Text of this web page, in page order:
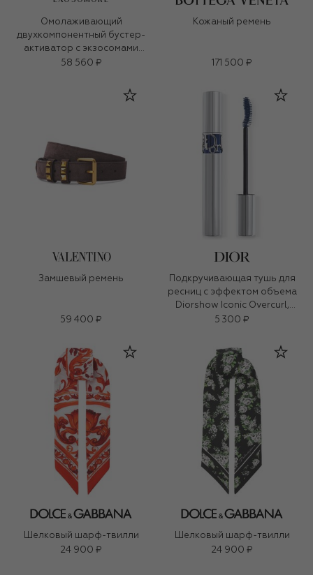
Омолаживающий
двухкомпонентный бустер-
активатор с экзосомами
(4x0.003g+4x9,5ml)
58 560 ₽
Кожаный ремень
171 500 ₽
Замшевый ремень
59 400 ₽
Подкручивающая тушь для
ресниц с эффектом объема
Diorshow Iconic Overcurl,
оттенок 264 Синий (6g)
5 300 ₽
Шелковый шарф-твилли
24 900 ₽
Шелковый шарф-твилли
24 900 ₽